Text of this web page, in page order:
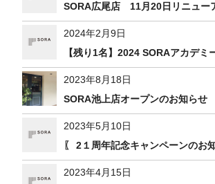
SORA広尾店 11月20日リニュー
2024年2月9日
【残り1名】2024 SORAアカデミ
2023年8月18日
SORA池上店オープンのお知らせ
2023年5月10日
〖 2１周年記念キャンペーンのお
2023年4月15日